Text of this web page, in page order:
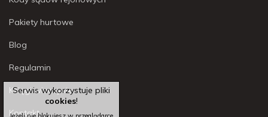
Pakiety hurtowe
Blog
Regulamin
Księgi wieczyste
Kontakt
Serwis wykorzystuje pliki
cookies!